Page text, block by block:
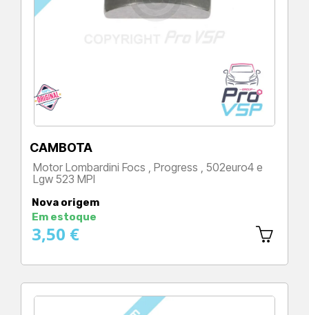
CAMBOTA
Motor Lombardini Focs , Progress , 502euro4 e
Lgw 523 MPI
Nova origem
Em estoque
3,50 €